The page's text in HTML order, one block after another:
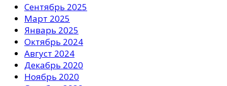
Сентябрь 2025
Март 2025
Январь 2025
Октябрь 2024
Август 2024
Декабрь 2020
Ноябрь 2020